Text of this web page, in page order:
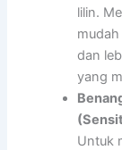
lilin.
dan
yang
Untuk